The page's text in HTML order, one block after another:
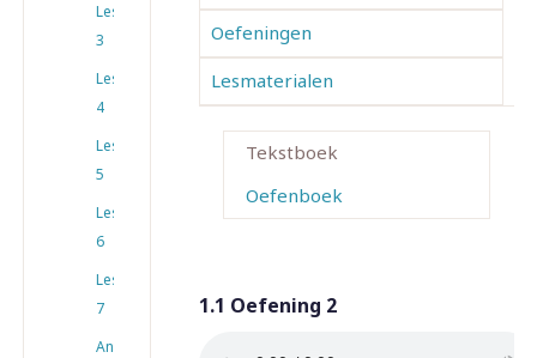
Les
3
Les
4
Les
5
Les
6
Les
7
Antwoorden
Oefeningen
Lesmaterialen
Tekstboek
Oefenboek
1.1 Oefening 2